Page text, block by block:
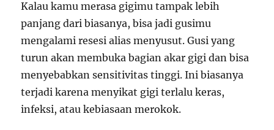
Kalau kamu merasa gigimu tampak lebih
panjang dari biasanya, bisa jadi gusimu
mengalami resesi alias menyusut. Gusi yang
turun akan membuka bagian akar gigi dan bisa
menyebabkan sensitivitas tinggi. Ini biasanya
terjadi karena menyikat gigi terlalu keras,
infeksi, atau kebiasaan merokok.